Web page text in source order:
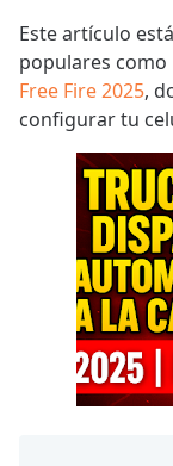
Este artículo
populares como
Free Fire 2025,
configurar tu